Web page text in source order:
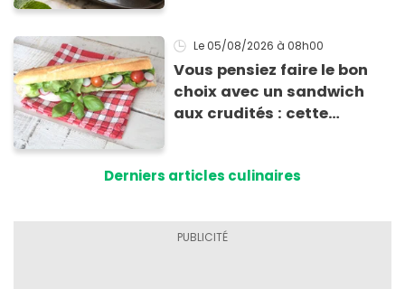
Le 05/08/2026 à 08h00
Vous pensiez faire le bon
choix avec un sandwich
aux crudités : cette
Derniers articles culinaires